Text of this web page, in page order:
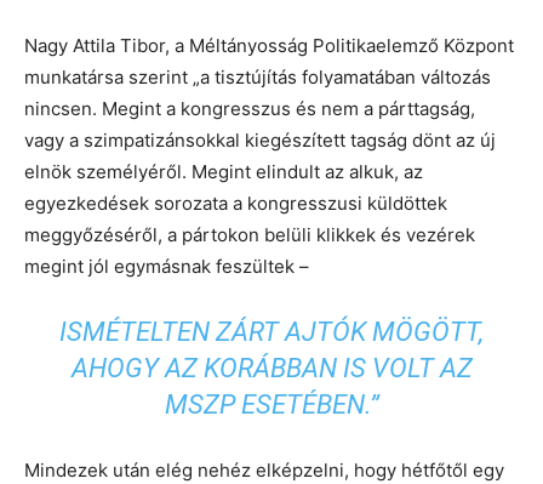
Nagy Attila Tibor, a Méltányosság Politikaelemző Központ
munkatársa szerint „a tisztújítás folyamatában változás
nincsen. Megint a kongresszus és nem a párttagság,
vagy a szimpatizánsokkal kiegészített tagság dönt az új
elnök személyéről. Megint elindult az alkuk, az
egyezkedések sorozata a kongresszusi küldöttek
meggyőzéséről, a pártokon belüli klikkek és vezérek
megint jól egymásnak feszültek –
ISMÉTELTEN ZÁRT AJTÓK MÖGÖTT,
AHOGY AZ KORÁBBAN IS VOLT AZ
MSZP ESETÉBEN.”
Mindezek után elég nehéz elképzelni, hogy hétfőtől egy